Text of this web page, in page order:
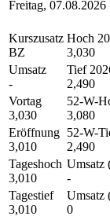
Freitag, 07.08.2026
Kurszusatz
BZ
Hoch
3,030
Umsatz
-
Tief
2,490
Vortag
3,030
52-W-
3,080
Eröffnung
3,010
52-W-
2,490
Tageshoch
3,010
Umsatz
-
Tagestief
3,010
Umsatz
0